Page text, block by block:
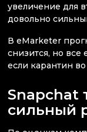
увеличение для
довольно
В eMarketer
снизится, но
если карантин
Snapchat
сильный